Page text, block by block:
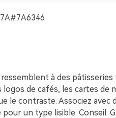
à des
de cafés, les cartes de
le contraste. Associez avec
un type lisible. Conseil: